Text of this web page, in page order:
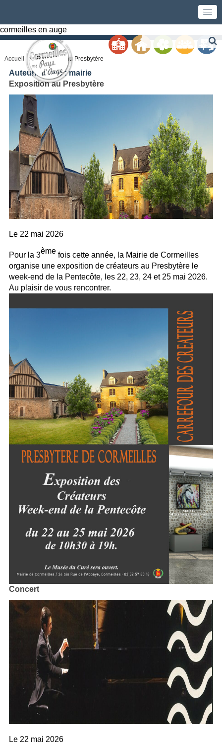
cormeilles en auge
Accueil Exposition au Presbytère
Auteur/autrice :mairie
Exposition au Presbytère
Le 22 mai 2026
Pour la 3ème fois cette année, la Mairie de Cormeilles
organise une exposition de créateurs au Presbytère le
week-end de la Pentecôte, les 22, 23, 24 et 25 mai 2026.
Au plaisir de vous rencontrer.
Concert
Le 22 mai 2026